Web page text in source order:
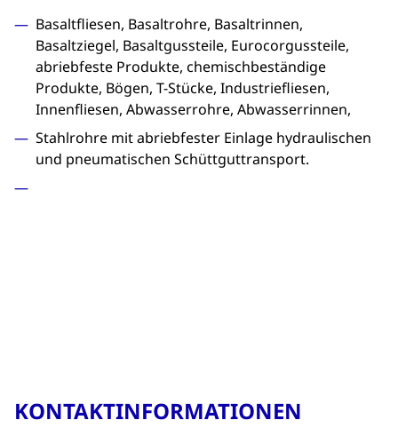
Basaltfliesen, Basaltrohre, Basaltrinnen,
Basaltziegel, Basaltgussteile, Eurocorgussteile,
abriebfeste Produkte, chemischbeständige
Produkte, Bögen, T-Stücke, Industriefliesen,
Innenfliesen, Abwasserrohre, Abwasserrinnen,
Stahlrohre mit abriebfester Einlage hydraulischen
und pneumatischen Schüttguttransport.
KONTAKTINFORMATIONEN